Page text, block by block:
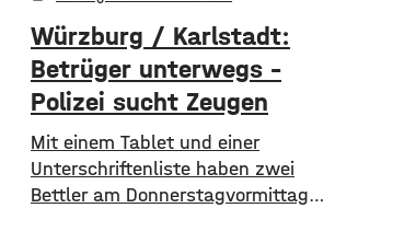
Würzburg / Karlstadt:
Betrüger unterwegs –
Polizei sucht Zeugen
Mit einem Tablet und einer
Unterschriftenliste haben zwei
Bettler am Donnerstagvormittag